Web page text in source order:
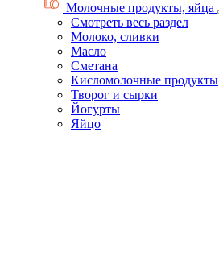
Молочные продукты, яйца
Смотреть весь раздел
Молоко, сливки
Масло
Сметана
Кисломолочные продукты
Творог и сырки
Йогурты
Яйцо